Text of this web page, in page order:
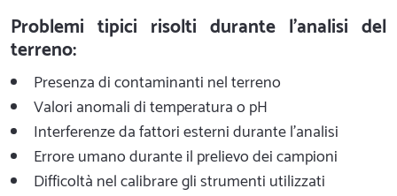
Problemi tipici risolti durante l'analisi del
terreno:
Presenza di contaminanti nel terreno
Valori anomali di temperatura o pH
Interferenze da fattori esterni durante l'analisi
Errore umano durante il prelievo dei campioni
Difficoltà nel calibrare gli strumenti utilizzati